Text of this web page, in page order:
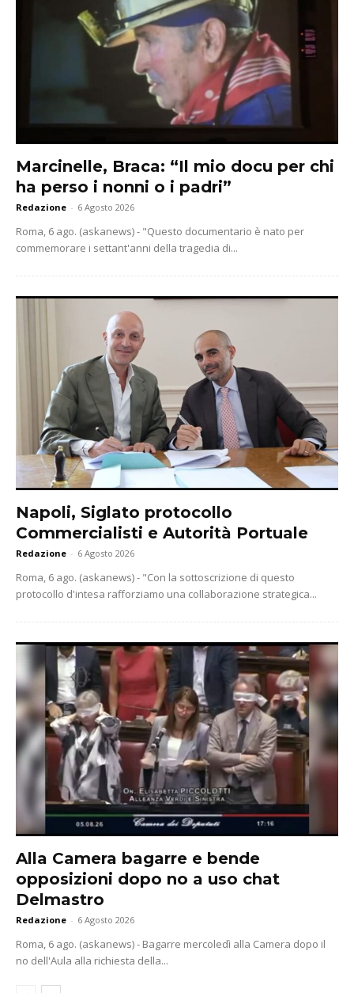
Marcinelle, Braca: “Il mio docu per chi
ha perso i nonni o i padri”
Redazione - 6 Agosto 2026
Roma, 6 ago. (askanews) - "Questo documentario è nato per
commemorare i settant'anni della tragedia di...
Napoli, Siglato protocollo
Commercialisti e Autorità Portuale
Redazione - 6 Agosto 2026
Roma, 6 ago. (askanews) - "Con la sottoscrizione di questo
protocollo d'intesa rafforziamo una collaborazione strategica...
Alla Camera bagarre e bende
opposizioni dopo no a uso chat
Delmastro
Redazione - 6 Agosto 2026
Roma, 6 ago. (askanews) - Bagarre mercoledì alla Camera dopo il
no dell'Aula alla richiesta della...